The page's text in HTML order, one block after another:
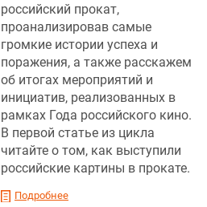
российский прокат,
проанализировав самые
громкие истории успеха и
поражения, а также расскажем
об итогах мероприятий и
инициатив, реализованных в
рамках Года российского кино.
В первой статье из цикла
читайте о том, как выступили
российские картины в прокате.
Подробнее